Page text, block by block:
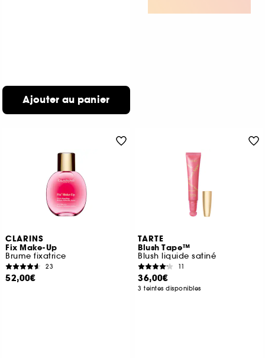
Ajouter au panier
CLARINS
Fix Make-Up
Brume fixatrice
23
52,00€
TARTE
Blush Tape™
Blush liquide satiné
11
36,00€
3 teintes disponibles